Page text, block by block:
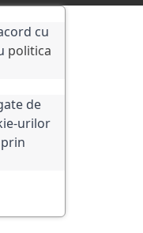
cu
politica
de
urilor